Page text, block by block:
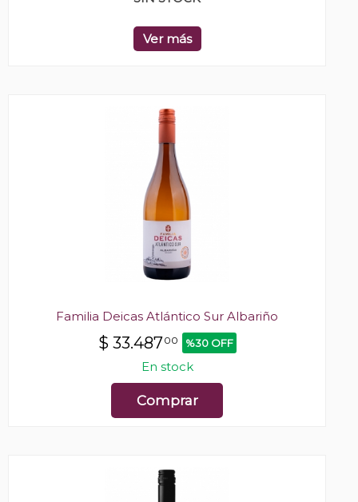
Ver más
Familia Deicas Atlántico Sur Albariño
$ 33.48700 %30 OFF
En stock
Comprar